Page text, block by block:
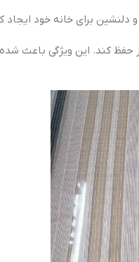
دلنشین برای خانه خود ایجاد
کند. این ویژگی باعث شده